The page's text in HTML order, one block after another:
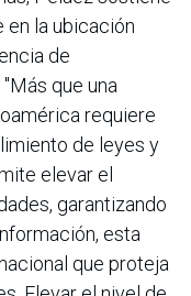
en la ubicación
de
que una
requiere
de leyes y
elevar el
garantizando
esta
que proteja